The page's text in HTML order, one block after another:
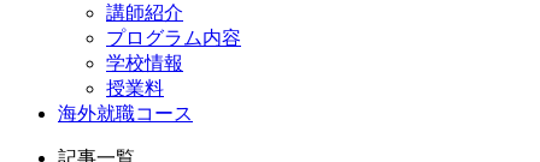
講師紹介
プログラム内容
学校情報
授業料
海外就職コース